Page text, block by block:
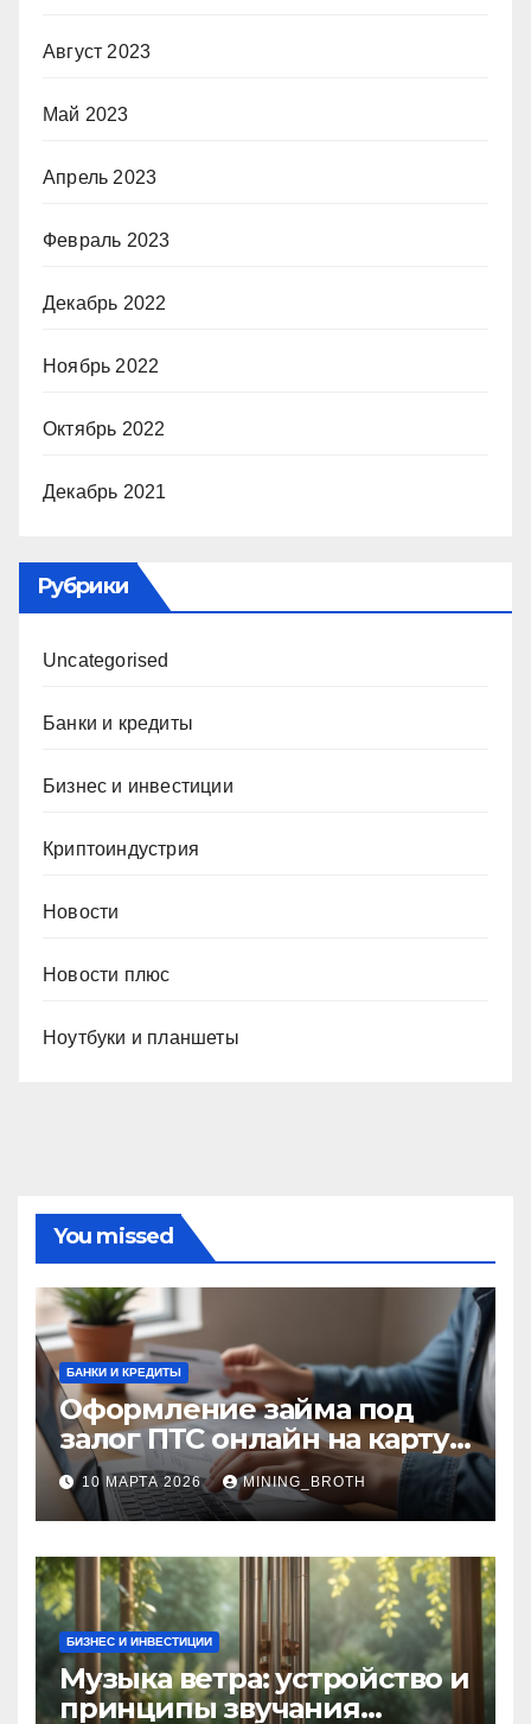
Август 2023
Май 2023
Апрель 2023
Февраль 2023
Декабрь 2022
Ноябрь 2022
Октябрь 2022
Декабрь 2021
Рубрики
Uncategorised
Банки и кредиты
Бизнес и инвестиции
Криптоиндустрия
Новости
Новости плюс
Ноутбуки и планшеты
You missed
БАНКИ И КРЕДИТЫ
Оформление займа под
залог ПТС онлайн на карту
без визита в офис: порядок,
требования и документы
10 МАРТА 2026 MINING_BROTH
БИЗНЕС И ИНВЕСТИЦИИ
Музыка ветра: устройство и
принципы звучания